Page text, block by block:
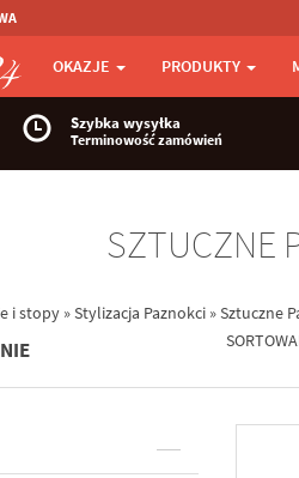
OKAZJE PRODUKTY
Szybka wysyłka
Terminowość zamówień
SZTUCZNE
i stopy »Stylizacja Paznokci »Sztuczne